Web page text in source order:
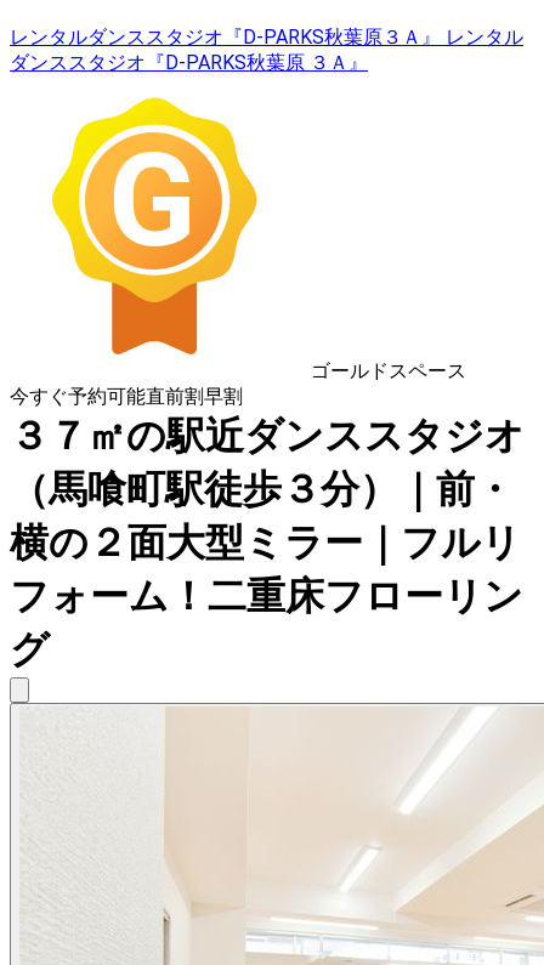
レンタルダンススタジオ『D-PARKS秋葉原３Ａ』 レンタル
ダンススタジオ『D-PARKS秋葉原 ３Ａ』
ゴールドスペース
今すぐ予約可能直前割早割
３７㎡の駅近ダンススタジオ
（馬喰町駅徒歩３分）｜前・
横の２面大型ミラー｜フルリ
フォーム！二重床フローリン
グ